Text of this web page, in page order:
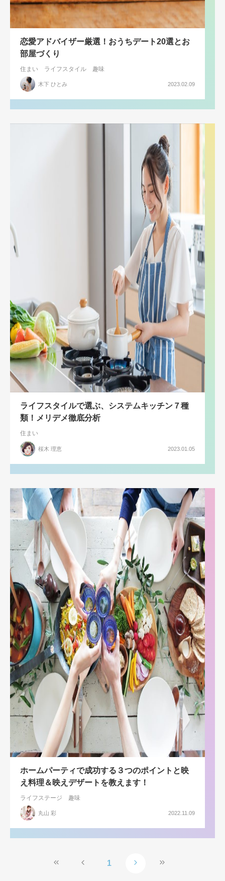
恋愛アドバイザー厳選！おうちデート20選とお
部屋づくり
住まい ライフスタイル 趣味
木下 ひとみ 2023.02.09
ライフスタイルで選ぶ、システムキッチン７種
類！メリデメ徹底分析
住まい
桜木 理恵 2023.01.05
ホームパーティで成功する３つのポイントと映
え料理＆映えデザートを教えます！
ライフステージ 趣味
丸山 彩 2022.11.09
1